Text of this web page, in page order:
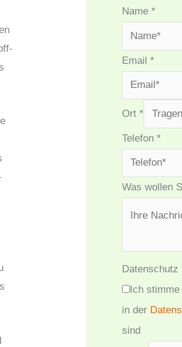
Name *
Email *
Ort *
Telefon *
Was wollen
Datenschutz
Ich stimme
in der
sind